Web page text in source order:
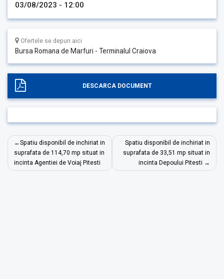
03/08/2023 - 12:00
Ofertele se depun aici
Bursa Romana de Marfuri - Terminalul Craiova
DESCARCA DOCUMENT
Navigare
în
articole
Spatiu disponibil de inchiriat in
suprafata de 114,70 mp situat in
incinta Agentiei de Voiaj Pitesti
Spatiu disponibil de inchiriat in
suprafata de 33,51 mp situat in
incinta Depoului Pitesti